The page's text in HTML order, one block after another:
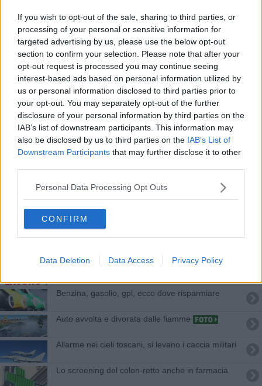
If you wish to opt-out of the sale, sharing to third parties, or
processing of your personal or sensitive information for
targeted advertising by us, please use the below opt-out
section to confirm your selection. Please note that after your
opt-out request is processed you may continue seeing
interest-based ads based on personal information utilized by
us or personal information disclosed to third parties prior to
your opt-out. You may separately opt-out of the further
disclosure of your personal information by third parties on the
IAB’s list of downstream participants. This information may
also be disclosed by us to third parties on the IAB’s List of
Downstream Participants that may further disclose it to other
Personal Data Processing Opt Outs
CONFIRM
Data Deletion Data Access Privacy Policy
Fiamme dalle sterpaglie al bosco
Anello incastrato e in ospedale arrivano i pompieri
​Tutte le offerte di lavoro in provincia di Grosseto
​Benzina, gasolio, gpl, ecco dove risparmiare
Adesca un bambino al campeggio e online ha le
chat dell'orrore
Cade da cavallo, ferita giovane di 18 anni
Imprenditore evasore totale, sequestro da
​Tutte le offerte di lavoro in provincia di Grosseto
​Benzina, gasolio, gpl, ecco dove risparmiare
Auto avvolta e divorata dalle fiamme
Allarme nei cieli toscani, si levano i caccia militari
Lo screening del colon-retto anche in farmacia